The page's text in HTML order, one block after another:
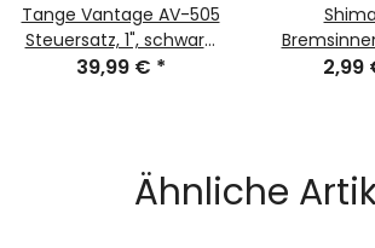
Tange Vantage AV-505
Steuersatz, 1", schwarz,
100g, NEU
39,99 € *
Deore XT2,99
Ähnliche